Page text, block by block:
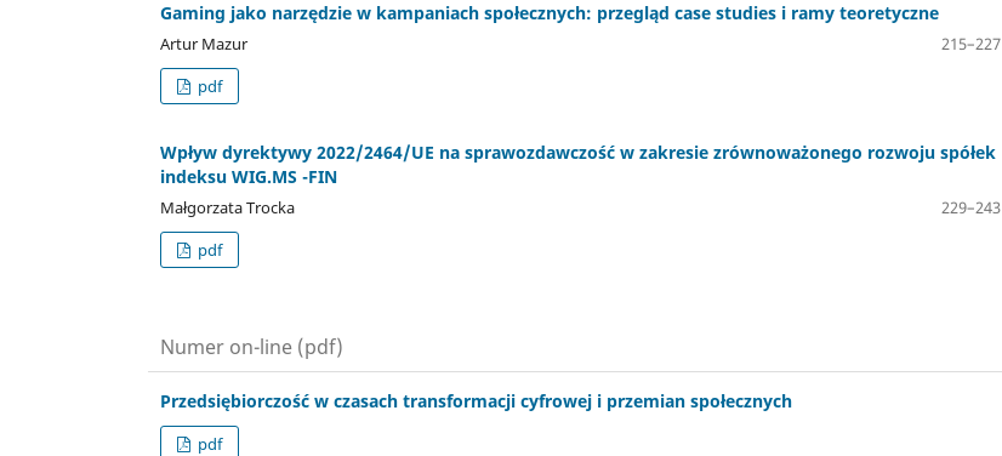
Gaming jako narzędzie w kampaniach społecznych: przegląd case studies i ramy teoretyczne
Artur Mazur
215–227
pdf
Wpływ dyrektywy 2022/2464/UE na sprawozdawczość w zakresie zrównoważonego rozwoju spółek
indeksu WIG.MS -FIN
Małgorzata Trocka
229–243
pdf
Numer on-line (pdf)
Przedsiębiorczość w czasach transformacji cyfrowej i przemian społecznych
pdf